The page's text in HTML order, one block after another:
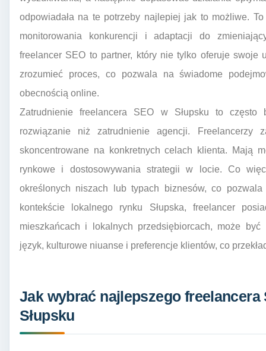
odpowiadała na te potrzeby najlepiej jak to możliwe.
monitorowania konkurencji i adaptacji do
freelancer SEO to partner, który nie tylko oferuje swoje
zrozumieć proces, co pozwala na świadome
obecnością online.
Zatrudnienie freelancera SEO w Słupsku to często
rozwiązanie niż zatrudnienie agencji. Freelancerzy
skoncentrowane na konkretnych celach klienta. Mają
rynkowe i dostosowywania strategii w locie. Co
określonych niszach lub typach biznesów, co
kontekście lokalnego rynku Słupska, freelancer
mieszkańcach i lokalnych przedsiębiorcach, może
język, kulturowe niuanse i preferencje klientów, co
Jak wybrać najlepszego freelancera
Słupsku